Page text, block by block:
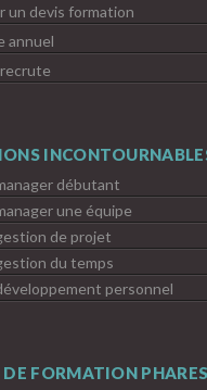
un devis formation
annuel
débutant
une équipe
de projet
du temps
personnel
DE FORMATION PHARES